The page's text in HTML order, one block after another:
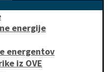
energije
energentov
iz OVE